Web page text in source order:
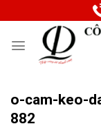
to
o-cam-keo-
882